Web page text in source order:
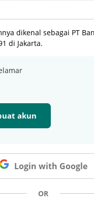
dikenal sebagai PT
di Jakarta.
akun
Login with Google
OR